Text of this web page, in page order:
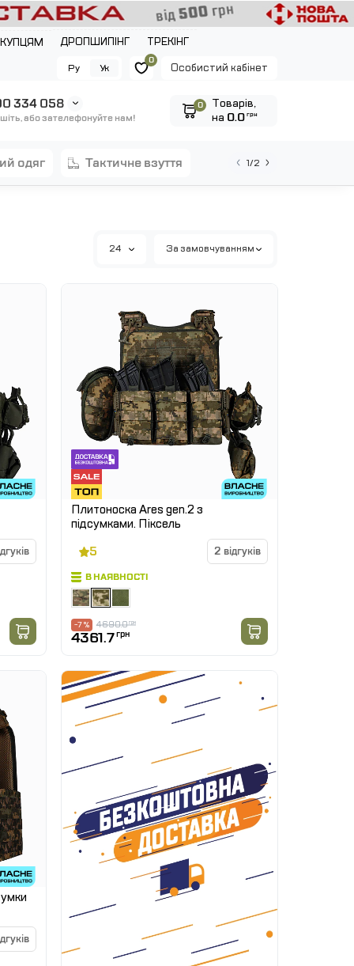
ДРОПШИПІНГ
ТРЕКІНГ
Особистий кабінет
0
Ру Ук
334 058
або зателефонуйте нам!
0
Tоварів,
на 0.0грн
одяг тактичне взуття 1/2
24 За замовчуванням
Плитоноска Ares gen.2 з
підсумками. Піксель
5
2 відгуків
В НАЯВНОСТІ
4690.0грн
-7 %
4361.7грн